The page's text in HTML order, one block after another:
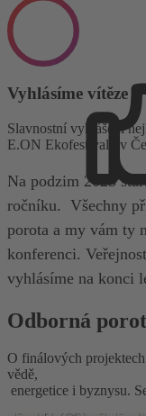
Vyhlásíme vítěze
Slavnostní vyhlášení
E.ON Ekofestivalu v
Na podzim 2025
ročníku. Všechny
porota a my vám ty
konferenci.
vyhlásíme na konci
Odborná
O finálových
vědě,
energetice i byznysu.